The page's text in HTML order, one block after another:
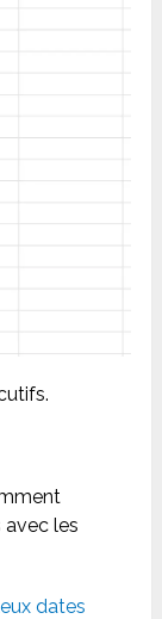
avec les
dates